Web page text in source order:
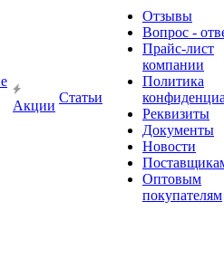
Акции
Статьи
Отзывы
Вопрос -
Прайс-лист
компании
Политика
Реквизиты
Документы
Новости
Оптовым
покупателям